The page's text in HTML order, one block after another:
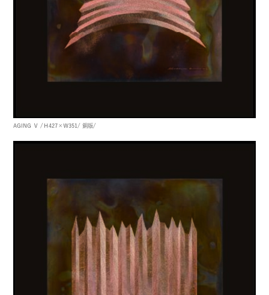
AGING Ⅴ /Ｈ427×Ｗ351/銅版/